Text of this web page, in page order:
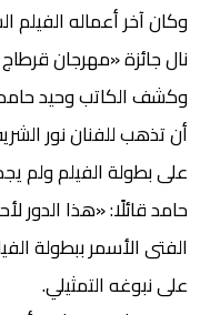
وكان آخر أعماله الفيلم
نال جائزة «مهرجان
وكشف الكاتب وحيد
أن تذهب للفنان نور
على بطولة الفيلم ولم
حامد قائلًا: «هذا الدور
الفتى الأسمر ببطولة
على نبوغه التمثيلي.